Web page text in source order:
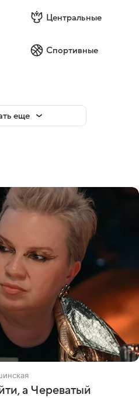
Центральные
Спортивные
еще
а Череватый